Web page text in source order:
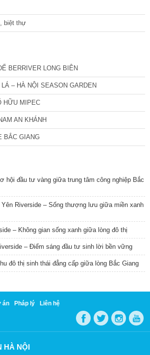
biệt thự
BERRIVER LONG BIÊN
– HÀ NỘI SEASON GARDEN
HỮU MIPEC
AN KHÁNH
BẮC GIANG
hội đầu tư vàng giữa trung tâm công nghiệp Bắc
Riverside – Sống thượng lưu giữa miền xanh
– Không gian sống xanh giữa lòng đô thị
– Điểm sáng đầu tư sinh lời bền vững
đô thị sinh thái đẳng cấp giữa lòng Bắc Giang
án Pháp lý Liên hệ
HÀ NỘI